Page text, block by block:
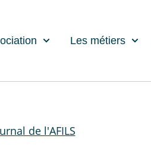
Les métiers
de l'AFILS